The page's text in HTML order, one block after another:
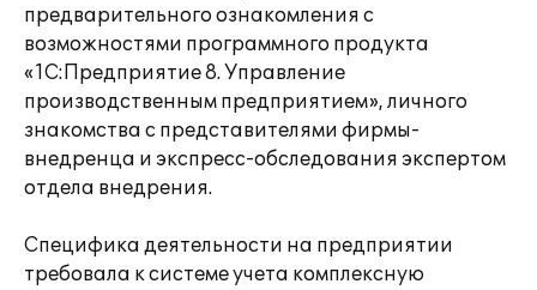
предварительного ознакомления с
возможностями программного продукта
«1С:Предприятие 8. Управление
производственным предприятием», личного
знакомства с представителями фирмы-
внедренца и экспресс-обследования экспертом
отдела внедрения.
Специфика деятельности на предприятии
требовала к системе учета комплексную